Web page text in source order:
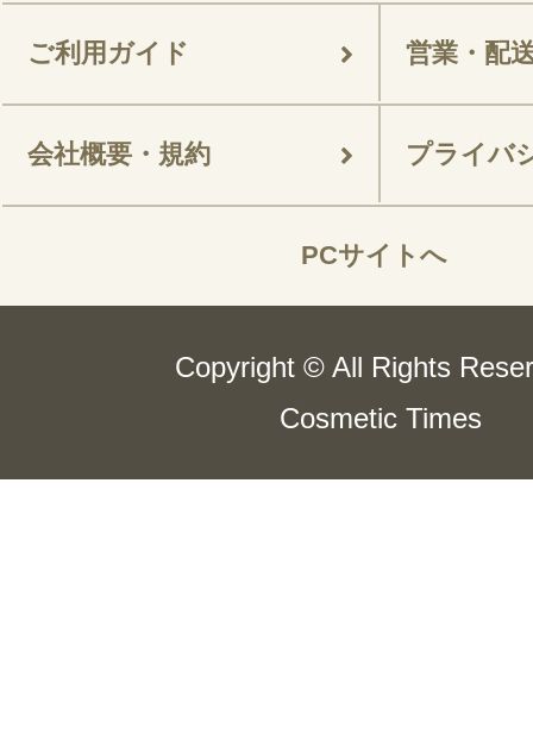
ご利用ガイド 営業・配
会社概要・規約 プライバ
PCサイトへ
Copyright © All Rights
Cosmetic Times